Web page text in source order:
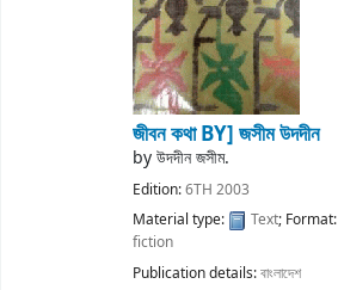
জীবন কথাBY] জসীম উদদীন
byউদদীন জসীম.
Edition:6TH 2003
Material type:
Text; Format:
fiction
Publication details:বাংলাদেশ